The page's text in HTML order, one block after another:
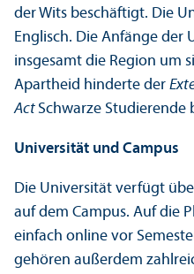
der Wits beschäftigt. Die
Englisch. Die Anfänge der
insgesamt die Region um
Apartheid hinderte der
Act Schwarze Studierende
Universität und Campus
Die Universität verfügt
auf dem Campus. Auf die
einfach online vor
gehören außerdem